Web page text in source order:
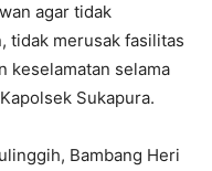
agar tidak
tidak merusak fasilitas
keselamatan selama
Sukapura.
Bambang Heri